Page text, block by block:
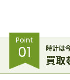
Point
01 時計は
買取